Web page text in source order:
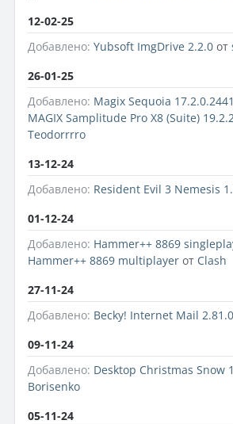
12-02-25
Добавлено: Yubsoft ImgDrive 2.2.0 от
26-01-25
Добавлено: Magix Sequoia
MAGIX Samplitude Pro X8 (Suite)
Teodorrrro
13-12-24
Добавлено: Resident Evil 3 Nemesis
01-12-24
Добавлено: Hammer++ 8869
Hammer++ 8869 multiplayer от Clash
27-11-24
Добавлено: Becky! Internet Mail
09-11-24
Добавлено: Desktop Christmas Snow
Borisenko
05-11-24